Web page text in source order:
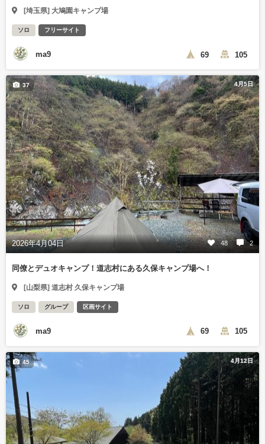
[埼玉県] 大鳩園キャンプ場
ソロ フリーサイト
ma9 69 105
4月5日
2026年4月04日 48 2
37
同僚とデュオキャンプ！道志村にある久保キャンプ場へ！
[山梨県] 道志村 久保キャンプ場
ソロ グループ 区画サイト
ma9 69 105
4月12日
45